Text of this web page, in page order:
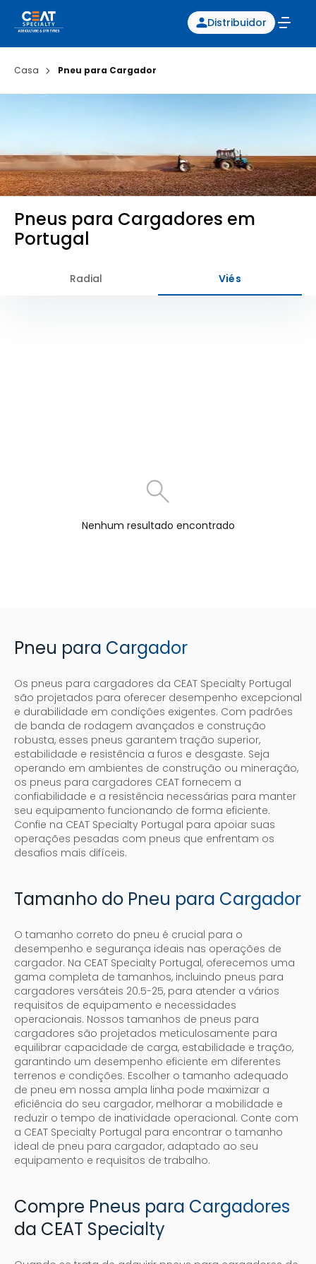
Distribuidor
Casa Pneu para Cargador
Pneus para Cargadores em
Portugal
Radial Viés
Nenhum resultado encontrado
Pneu para Cargador
Os pneus para cargadores da CEAT Specialty Portugal
são projetados para oferecer desempenho excepcional
e durabilidade em condições exigentes. Com padrões
de banda de rodagem avançados e construção
robusta, esses pneus garantem tração superior,
estabilidade e resistência a furos e desgaste. Seja
operando em ambientes de construção ou mineração,
os pneus para cargadores CEAT fornecem a
confiabilidade e a resistência necessárias para manter
seu equipamento funcionando de forma eficiente.
Confie na CEAT Specialty Portugal para apoiar suas
operações pesadas com pneus que enfrentam os
desafios mais difíceis.
Tamanho do Pneu para Cargador
O tamanho correto do pneu é crucial para o
desempenho e segurança ideais nas operações de
cargador. Na CEAT Specialty Portugal, oferecemos uma
gama completa de tamanhos, incluindo pneus para
cargadores versáteis 20.5-25, para atender a vários
requisitos de equipamento e necessidades
operacionais. Nossos tamanhos de pneus para
cargadores são projetados meticulosamente para
equilibrar capacidade de carga, estabilidade e tração,
garantindo um desempenho eficiente em diferentes
terrenos e condições. Escolher o tamanho adequado
de pneu em nossa ampla linha pode maximizar a
eficiência do seu cargador, melhorar a mobilidade e
reduzir o tempo de inatividade operacional. Conte com
a CEAT Specialty Portugal para encontrar o tamanho
ideal de pneu para cargador, adaptado ao seu
equipamento e requisitos de trabalho.
Compre Pneus para Cargadores
da CEAT Specialty